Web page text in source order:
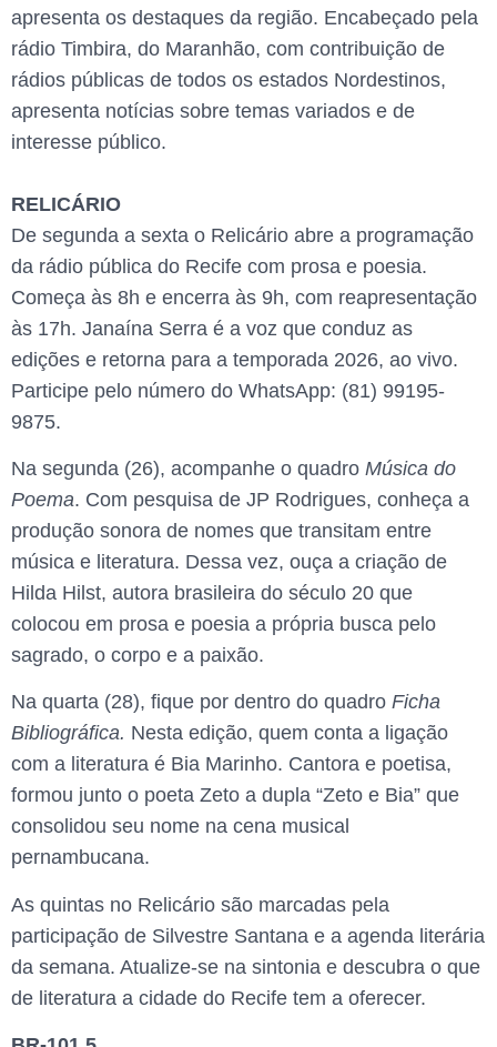
apresenta os destaques da região. Encabeçado pela
rádio Timbira, do Maranhão, com contribuição de
rádios públicas de todos os estados Nordestinos,
apresenta notícias sobre temas variados e de
interesse público.
RELICÁRIO
De segunda a sexta o Relicário abre a programação
da rádio pública do Recife com prosa e poesia.
Começa às 8h e encerra às 9h, com reapresentação
às 17h. Janaína Serra é a voz que conduz as
edições e retorna para a temporada 2026, ao vivo.
Participe pelo número do WhatsApp: (81) 99195-
9875.
Na segunda (26), acompanhe o quadro Música do
Poema. Com pesquisa de JP Rodrigues, conheça a
produção sonora de nomes que transitam entre
música e literatura. Dessa vez, ouça a criação de
Hilda Hilst, autora brasileira do século 20 que
colocou em prosa e poesia a própria busca pelo
sagrado, o corpo e a paixão.
Na quarta (28), fique por dentro do quadro Ficha
Bibliográfica. Nesta edição, quem conta a ligação
com a literatura é Bia Marinho. Cantora e poetisa,
formou junto o poeta Zeto a dupla “Zeto e Bia” que
consolidou seu nome na cena musical
pernambucana.
As quintas no Relicário são marcadas pela
participação de Silvestre Santana e a agenda literária
da semana. Atualize-se na sintonia e descubra o que
de literatura a cidade do Recife tem a oferecer.